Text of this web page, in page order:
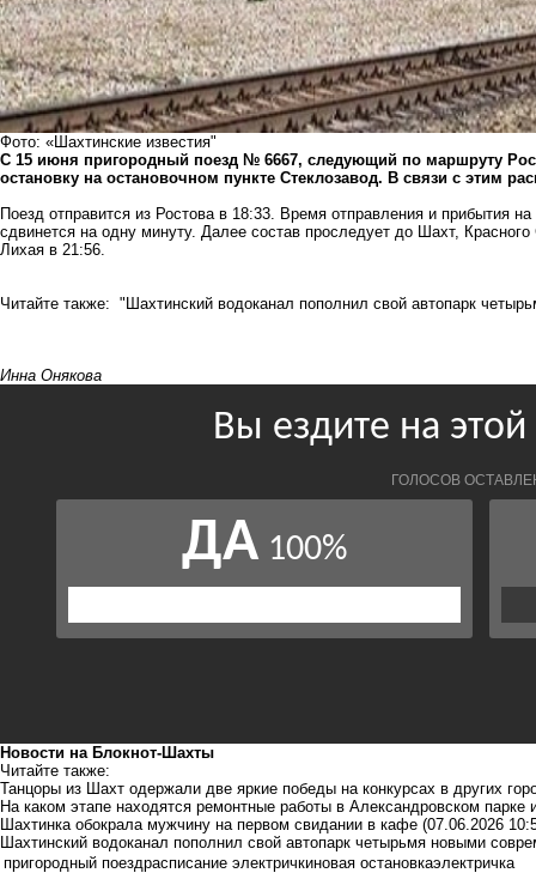
Фото: «Шахтинские известия"
С 15 июня пригородный поезд № 6667, следующий по маршруту
остановку на остановочном пункте Стеклозавод. В связи с этим
Поезд отправится из Ростова в 18:33. Время отправления и прибытия
сдвинется на одну минуту. Далее состав проследует до Шахт,
Лихая в 21:56.
Читайте также: "Шахтинский водоканал пополнил свой автопарк
Инна Онякова
Новости на Блoкнoт-Шахты
Читайте также:
Танцоры из Шахт одержали две яркие победы на конкурсах в других
На каком этапе находятся ремонтные работы в Александровском парке
Шахтинка обокрала мужчину на первом свидании в кафе (07.06.2026
Шахтинский водоканал пополнил свой автопарк четырьмя новыми
пригородный поездрасписание электричкиновая остановкаэлектричка